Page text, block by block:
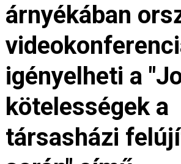
árnyékában
igényelheti a
kötelességek a
társasházi